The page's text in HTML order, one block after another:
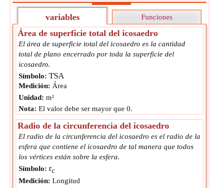
variables Funciones
Área de superficie total del icosaedro
El área de superficie total del icosaedro es la cantidad
total de plano encerrado por toda la superficie del
icosaedro.
Símbolo: TSA
Medición: Área
Unidad: m²
Nota: El valor debe ser mayor que 0.
Radio de la circunferencia del icosaedro
El radio de la circunferencia del icosaedro es el radio de la
esfera que contiene el icosaedro de tal manera que todos
los vértices están sobre la esfera.
Símbolo: rc
Medición: Longitud